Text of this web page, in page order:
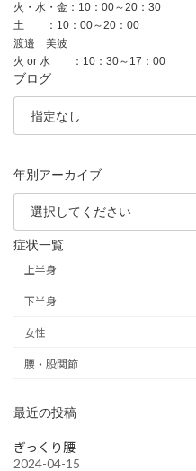
火・水・金：10：00～20：30
土 ：10：00～20：00
渡邉 美波
火 or 水 ：10：30～17：00
ブログ
年別アーカイブ
症状一覧
上半身
下半身
女性
腰・股関節
最近の投稿
ぎっくり腰
2024-04-15